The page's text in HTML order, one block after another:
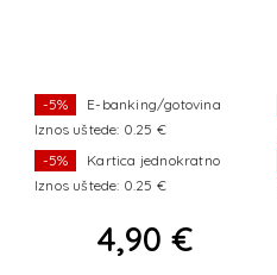
-5%
E-banking/gotovina
Iznos uštede: 0.25 €
-5%
Kartica jednokratno
Iznos uštede: 0.25 €
4,90 €